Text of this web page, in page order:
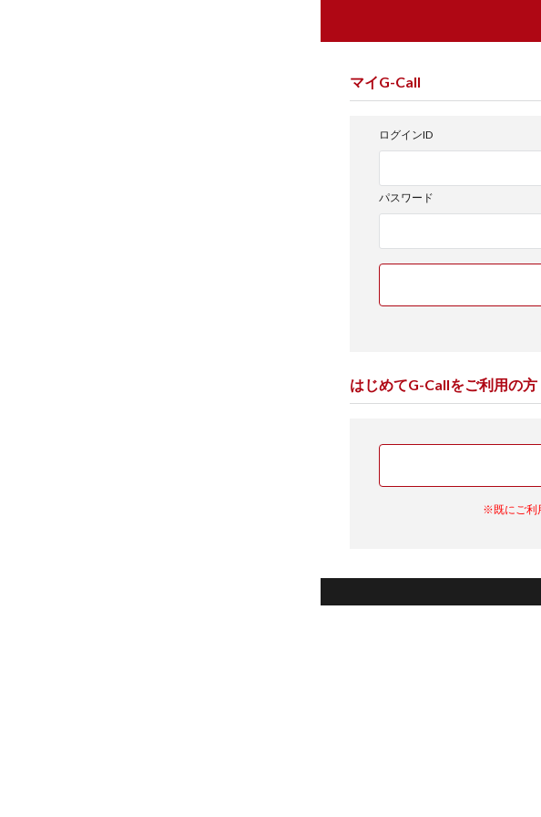
マイG-Call
ログインID
パスワード
はじめてG-Callをご利用の方
※既にご利